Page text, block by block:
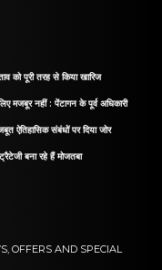
को पूरी तरह से किया खारिज
मजबूर नहीं : पेंटागन के पूर्व अधिकारी
ऐतिहासिक संबंधों पर दिया जोर
बना रहे हैं मोजतबा
OFFERS AND SPECIAL